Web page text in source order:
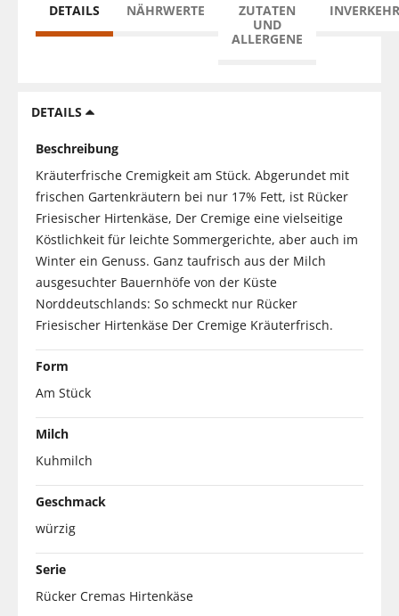
DETAILS NÄHRWERTE
ZUTATEN
UND
ALLERGENE
DETAILS
Beschreibung
Kräuterfrische Cremigkeit am Stück. Abgerundet mit
frischen Gartenkräutern bei nur 17% Fett, ist Rücker
Friesischer Hirtenkäse, Der Cremige eine vielseitige
Köstlichkeit für leichte Sommergerichte, aber auch im
Winter ein Genuss. Ganz taufrisch aus der Milch
ausgesuchter Bauernhöfe von der Küste
Norddeutschlands: So schmeckt nur Rücker
Friesischer Hirtenkäse Der Cremige Kräuterfrisch.
Form
Am Stück
Milch
Kuhmilch
Geschmack
würzig
Serie
Rücker Cremas Hirtenkäse